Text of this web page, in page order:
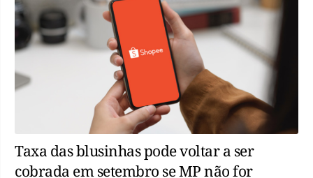
Taxa das blusinhas pode voltar a ser
cobrada em setembro se MP não for